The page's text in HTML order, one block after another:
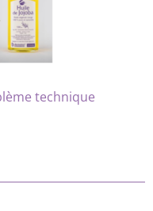
technique